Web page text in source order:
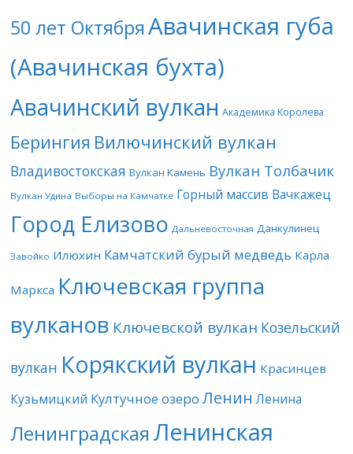
50 лет Октября Авачинская губа
(Авачинская бухта)
Авачинский вулкан Академика Королева
Берингия Вилючинский вулкан
Владивостокская Вулкан Камень Вулкан Толбачик
Вулкан Удина Выборы на Камчатке Горный массив Вачкажец
Город Елизово Дальневосточная Данкулинец
Завойко Илюхин Камчатский бурый медведь Карла
Маркса Ключевская группа
вулканов Ключевской вулкан Козельский
вулкан Корякский вулкан Красинцев
Кузьмицкий Култучное озеро Ленин Ленина
Ленинградская Ленинская